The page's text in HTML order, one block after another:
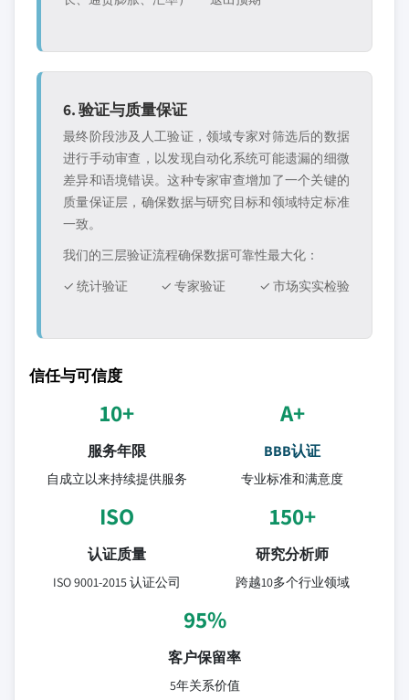
6. 验证与质量保证
最终阶段涉及人工验证，领域专家对筛选后的数据
进行手动审查，以发现自动化系统可能遗漏的细微
差异和语境错误。这种专家审查增加了一个关键的
质量保证层，确保数据与研究目标和领域特定标准
一致。
我们的三层验证流程确保数据可靠性最大化：
✓ 统计验证
✓ 专家验证 ✓ 市场实实检验
信任与可信度
10+
服务年限
自成立以来持续提供服务
A+
BBB认证
专业标准和满意度
ISO
认证质量
ISO 9001-2015 认证公司
150+
研究分析师
跨越10多个行业领域
95%
客户保留率
5年关系价值